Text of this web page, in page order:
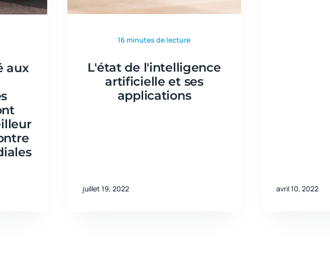
aux
16 minutes de lecture
L'état de l'intelligence
artificielle et ses
applications
juillet 19, 2022 avril 10, 2022